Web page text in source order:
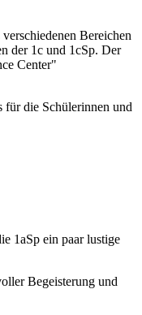
Bereichen
der 1c und 1cSp. Der
Center"
für die Schülerinnen und
1aSp ein paar lustige
Begeisterung und